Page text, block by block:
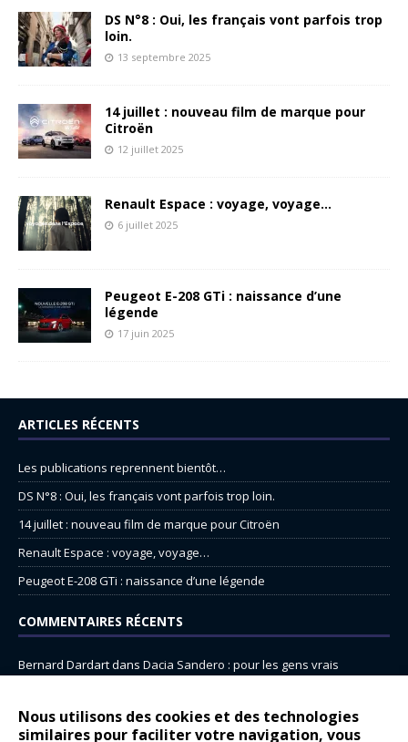
Nous utilisons des cookies et des technologies
similaires pour faciliter votre navigation, vous
DS N°8 : Oui, les français vont parfois trop
loin.
13 septembre 2025
14 juillet : nouveau film de marque pour
Citroën
12 juillet 2025
Renault Espace : voyage, voyage…
6 juillet 2025
Peugeot E-208 GTi : naissance d’une
légende
17 juin 2025
ARTICLES RÉCENTS
Les publications reprennent bientôt…
DS N°8 : Oui, les français vont parfois trop loin.
14 juillet : nouveau film de marque pour Citroën
Renault Espace : voyage, voyage…
Peugeot E-208 GTi : naissance d’une légende
COMMENTAIRES RÉCENTS
Bernard Dardartdans Dacia Sandero : pour les gens vrais
gyodansAlpine A290 : L’irrésistible attraction de la légèreté